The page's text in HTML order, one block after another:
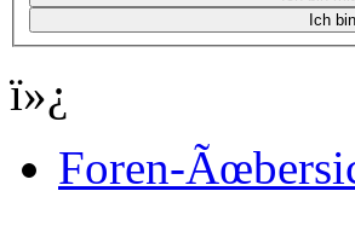
ï»¿
Foren-